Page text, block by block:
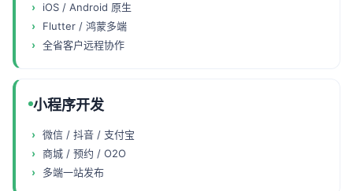
iOS / Android 原生
Flutter / 鸿蒙多端
全省客户远程协作
小程序开发
微信 / 抖音 / 支付宝
商城 / 预约 / O2O
多端一站发布